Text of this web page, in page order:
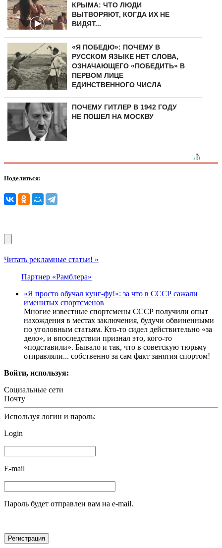
КРЫМА: ЧТО ЛЮДИ
ВЫТВОРЯЮТ, КОГДА ИХ НЕ
ВИДЯТ...
«Я ПОБЕДЮ»: ПОЧЕМУ В
РУССКОМ ЯЗЫКЕ НЕТ СЛОВА,
ОЗНАЧАЮЩЕГО «ПОБЕДИТЬ» В
ПЕРВОМ ЛИЦЕ
ЕДИНСТВЕННОГО ЧИСЛА
ПОЧЕМУ ГИТЛЕР В 1942 ГОДУ
НЕ ПОШЕЛ НА МОСКВУ
Поделиться:
Читать рекламные статьи! »
Партнер «Рамблера»
«Я просто обучал кунг-фу!»: за что в СССР сажали
именитых спортсменов
Многие известные спортсмены СССР получили опыт
нахождения в местах заключения, будучи обвиненными
по уголовным статьям. Кто-то сидел действительно «за
дело», и впоследствии признал это, кого-то
«подставили». Бывало и так, что в советскую тюрьму
отправляли... собственно за сам факт занятия спортом!
Войти, используя:
Социальные сети
Почту
Используя логин и пароль:
Login
E-mail
Пароль будет отправлен вам на e-mail.